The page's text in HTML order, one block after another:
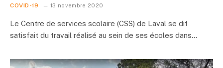
COVID-19 13 novembre 2020
Le Centre de services scolaire (CSS) de Laval se dit
satisfait du travail réalisé au sein de ses écoles dans…